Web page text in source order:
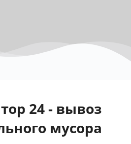
24 - вывоз
мусора